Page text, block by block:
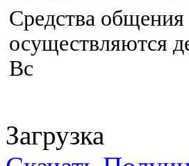
Средства
осуществляются
Вс
Загрузка